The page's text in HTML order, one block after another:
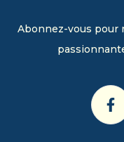
Abonnez-vous pour